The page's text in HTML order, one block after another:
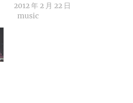
2012 年 2 月 22 日
music